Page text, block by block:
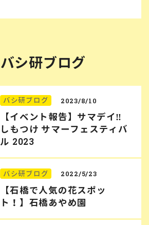
バシ研ブログ
バシ研ブログ 2023/8/10
【イベント報告】サマデイ‼︎
しもつけ サマーフェスティバ
ル 2023
バシ研ブログ 2022/5/23
【石橋で人気の花スポッ
ト！】石橋あやめ園